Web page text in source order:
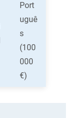
Port
uguê
s
(100
000
€)